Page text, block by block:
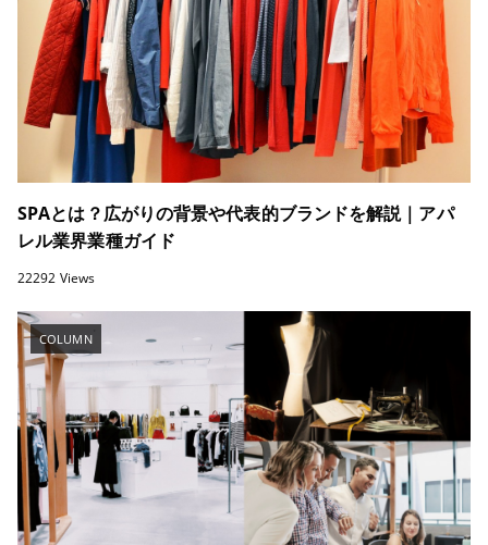
SPAとは？広がりの背景や代表的ブランドを解説｜アパ
レル業界業種ガイド
22292 Views
COLUMN